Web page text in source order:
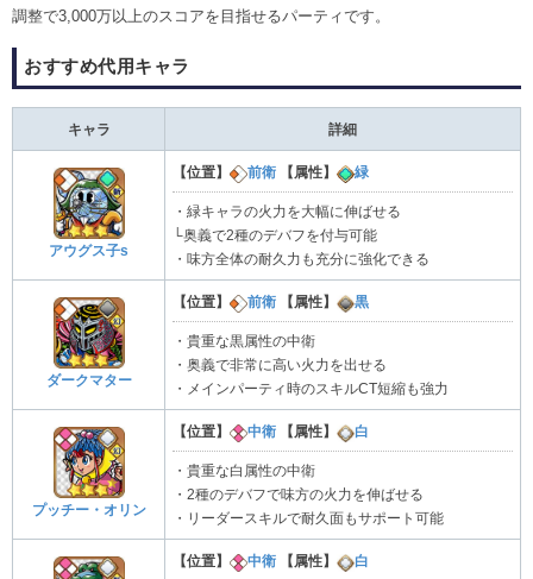
調整で3,000万以上のスコアを目指せるパーティです。
おすすめ代用キャラ
キャラ 詳細
アウグス子s
【位置】 前衛 【属性】 緑
・緑キャラの火力を大幅に伸ばせる
└奥義で2種のデバフを付与可能
・味方全体の耐久力も充分に強化できる
ダークマター
【位置】 前衛 【属性】 黒
・貴重な黒属性の中衛
・奥義で非常に高い火力を出せる
・メインパーティ時のスキルCT短縮も強力
プッチー・オリン
【位置】 中衛 【属性】 白
・貴重な白属性の中衛
・2種のデバフで味方の火力を伸ばせる
・リーダースキルで耐久面もサポート可能
【位置】 中衛 【属性】 白